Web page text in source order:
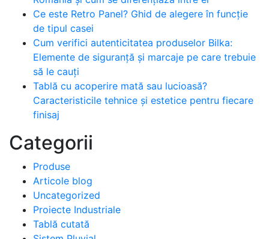
Ce este Retro Panel? Ghid de alegere în funcție
de tipul casei
Cum verifici autenticitatea produselor Bilka:
Elemente de siguranță și marcaje pe care trebuie
să le cauți
Tablă cu acoperire mată sau lucioasă?
Caracteristicile tehnice și estetice pentru fiecare
finisaj
Categorii
Produse
Articole blog
Uncategorized
Proiecte Industriale
Tablă cutată